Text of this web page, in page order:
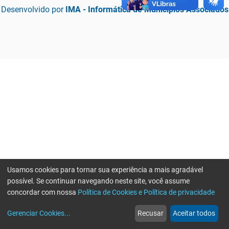
Desenvolvido por IMA - Informática de Municípios Associados
web
Notícias
more_horiz
Mais
Usamos cookies para tornar sua experiência a mais agradável
possível. Se continuar navegando neste site, você assume
concordar com nossa Política de Cookies e Política de privacidade
Gerenciar Cookies... Recusar Aceitar todos
Erro ao enviar informações, por favor tente novamente